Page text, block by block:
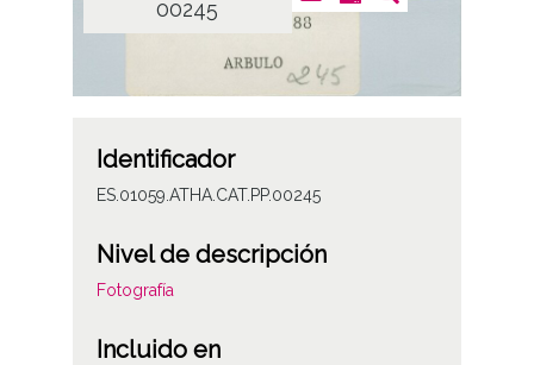
00245
Identificador
ES.01059.ATHA.CAT.PP.00245
Nivel de descripción
Fotografía
Incluido en